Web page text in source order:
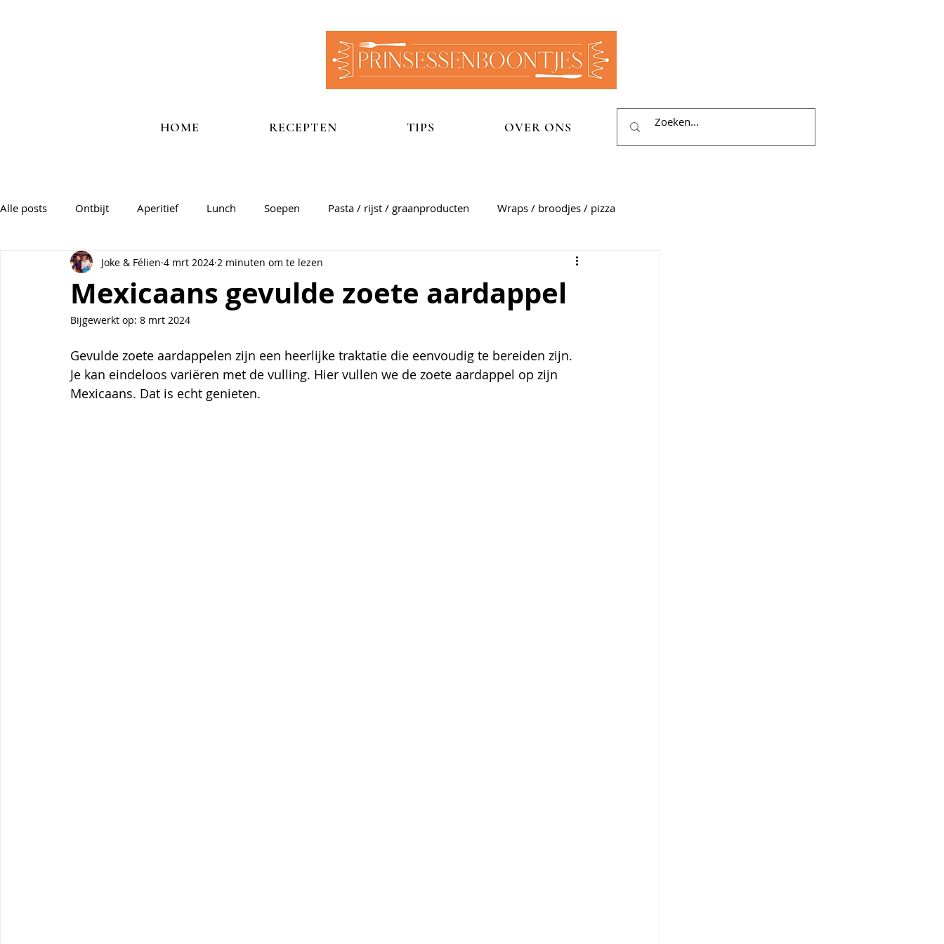
HOME RECEPTEN TIPS OVER ONS
Alle posts Ontbijt Aperitief Lunch Soepen Pasta / rijst / graanproducten Wraps / broodjes / pizza
Vis Veggie Salades & groentegerechten Sauzen
Themagerechten Tips Thermomix
Mexicaans gevulde zoete aardappel
Joke & Félien 4 mrt 2024 2 minuten om te lezen
Bijgewerkt op: 8 mrt 2024
Gevulde zoete aardappelen zijn een heerlijke traktatie die eenvoudig te bereiden zijn.
Je kan eindeloos variëren met de vulling. Hier vullen we de zoete aardappel op zijn
Mexicaans. Dat is echt genieten.